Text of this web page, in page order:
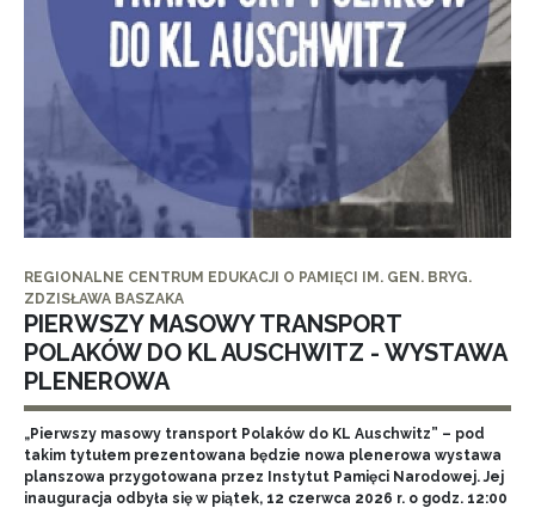
REGIONALNE CENTRUM EDUKACJI O PAMIĘCI IM. GEN. BRYG.
ZDZISŁAWA BASZAKA
PIERWSZY MASOWY TRANSPORT
POLAKÓW DO KL AUSCHWITZ - WYSTAWA
PLENEROWA
„Pierwszy masowy transport Polaków do KL Auschwitz” – pod
takim tytułem prezentowana będzie nowa plenerowa wystawa
planszowa przygotowana przez Instytut Pamięci Narodowej. Jej
inauguracja odbyła się w piątek, 12 czerwca 2026 r. o godz. 12:00